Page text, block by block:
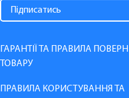
ГАРАНТІЇ ТА ПРАВИЛА
ТОВАРУ
ПРАВИЛА КОРИСТУВАННЯ ТА